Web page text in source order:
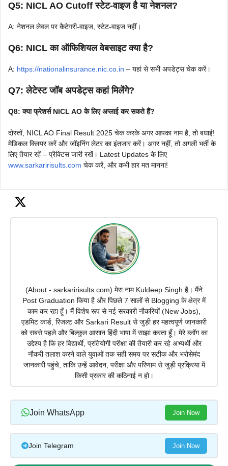
Q5: NICL AO Cutoff स्टेट-वाइज है या नेशनल?
A: नेशनल लेवल पर कैटेगरी-वाइज, स्टेट-वाइज नहीं।
Q6: NICL का ऑफिशियल वेबसाइट क्या है?
A: https://nationalinsurance.nic.co.in – यहां से सभी अपडेट्स चेक करें।
Q7: लेटेस्ट जॉब अपडेट्स कहां मिलेंगे?
Q8: क्या फ्रेशर्स NICL AO के लिए अप्लाई कर सकते हैं?
दोस्तों, NICL AO Final Result 2025 चेक करके अगर आपका नाम है, तो बधाई!
मेडिकल क्लियर करें और जॉइनिंग लेटर का इंतजार करें। अगर नहीं, तो अगली भर्ती के
लिए तैयार रहें – प्रैक्टिस जारी रखें। Latest Updates के लिए
www.sarkaririsults.com चेक करें, और कभी हार मत मानना!
(About - sarkaririsults.com) मेरा नाम Kuldeep Singh है। मैंने
Post Graduation किया है और पिछले 7 सालों से Blogging के क्षेत्र में
काम कर रहा हूँ। मैं विशेष रूप से नई सरकारी नौकरियों (New Jobs),
एडमिट कार्ड, रिजल्ट और Sarkari Result से जुड़ी हर महत्वपूर्ण जानकारी
को सबसे पहले और बिल्कुल आसान हिंदी भाषा में साझा करता हूँ। मेरे ब्लॉग का
उद्देश्य है कि हर विद्यार्थी, प्रतियोगी परीक्षा की तैयारी कर रहे अभ्यर्थी और
नौकरी तलाश करने वाले युवाओं तक सही समय पर सटीक और भरोसेमंद
जानकारी पहुंचे, ताकि उन्हें आवेदन, परीक्षा और परिणाम से जुड़ी प्रक्रिया में
किसी प्रकार की कठिनाई न हो।
Join WhatsApp Join Now
Join Telegram Join Now